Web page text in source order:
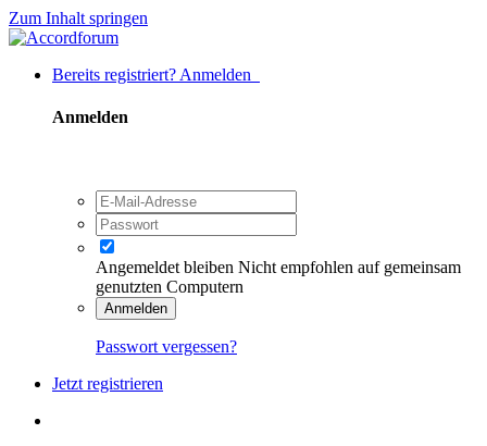
Zum Inhalt springen
Bereits registriert? Anmelden
Anmelden
Angemeldet bleiben Nicht empfohlen auf gemeinsam
genutzten Computern
Anmelden
Passwort vergessen?
Jetzt registrieren